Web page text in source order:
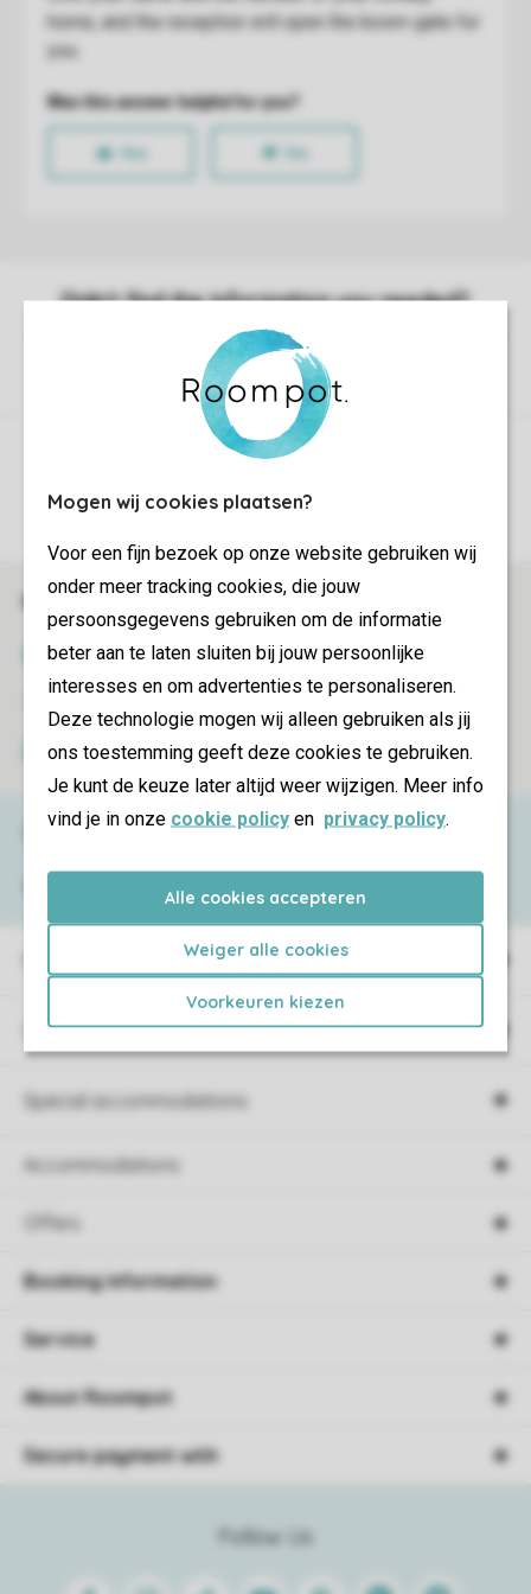
Mogen wij cookies plaatsen?
Voor een fijn bezoek op onze website gebruiken wij
onder meer tracking cookies, die jouw
persoonsgegevens gebruiken om de informatie
beter aan te laten sluiten bij jouw persoonlijke
interesses en om advertenties te personaliseren.
Deze technologie mogen wij alleen gebruiken als jij
ons toestemming geeft deze cookies te gebruiken.
Je kunt de keuze later altijd weer wijzigen. Meer info
vind je in onze cookie policy en privacy policy.
Alle cookies accepteren
Weiger alle cookies
Voorkeuren kiezen
Control over your own privacy
More info and preferences
Book online securely and quickly
SSL certificate
Secure payment
Campings
Special accommodations
Accommodations
Offers
Need help?
or contact the
Follow Us
FacebookInstagram
Tiktok Youtube PinterestLinkedinSpotify
Booking information
Service
About Roompot
Secure payment with